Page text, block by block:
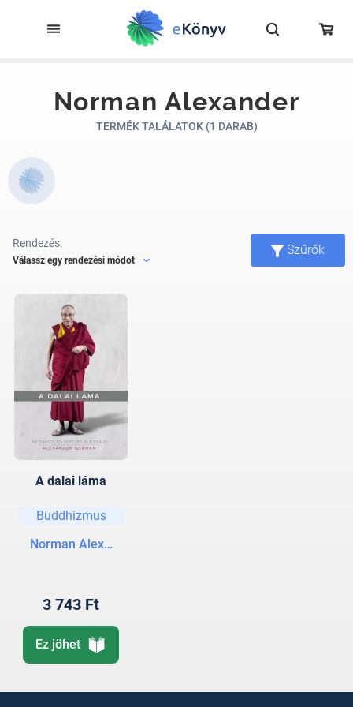
Norman Alexander
TERMÉK TALÁLATOK (1 DARAB)
Rendezés:
Válassz egy rendezési módot
Szűrők
A dalai láma
Buddhizmus
Norman Alexander
3 743 Ft
Ez jöhet